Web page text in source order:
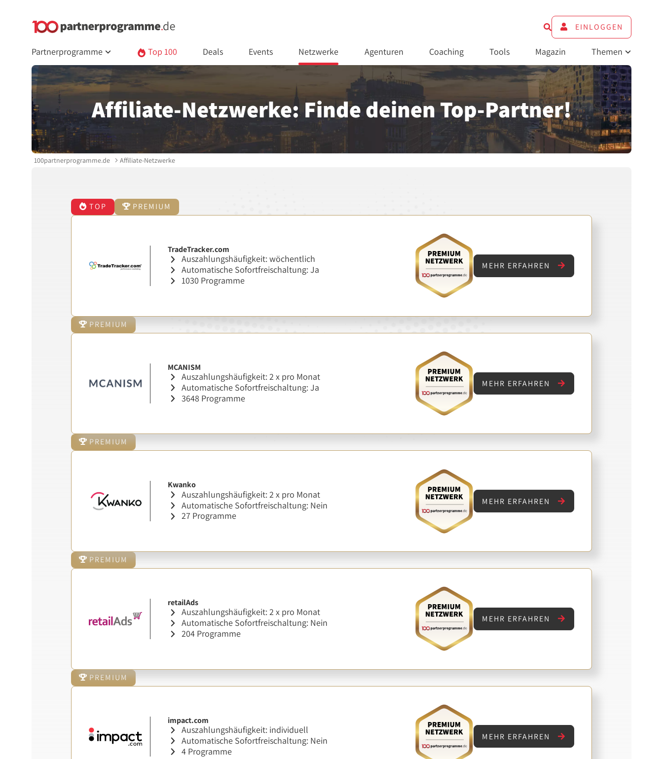
EINLOGGEN
Partnerprogramme Top 100 Deals Events Netzwerke Agenturen Coaching Tools Magazin Themen
Affiliate-Netzwerke: Finde deinen Top-Partner!
100partnerprogramme.de Affiliate-Netzwerke
TOP PREMIUM
TradeTracker.com
Auszahlungshäufigkeit: wöchentlich
Automatische Sofortfreischaltung: Ja
1030 Programme
MEHR ERFAHREN
PREMIUM
MCANISM
Auszahlungshäufigkeit: 2 x pro Monat
Automatische Sofortfreischaltung: Ja
3648 Programme
MEHR ERFAHREN
PREMIUM
Kwanko
Auszahlungshäufigkeit: 2 x pro Monat
Automatische Sofortfreischaltung: Nein
27 Programme
MEHR ERFAHREN
PREMIUM
retailAds
Auszahlungshäufigkeit: 2 x pro Monat
Automatische Sofortfreischaltung: Nein
204 Programme
MEHR ERFAHREN
PREMIUM
impact.com
Auszahlungshäufigkeit: individuell
Automatische Sofortfreischaltung: Nein
4 Programme
MEHR ERFAHREN